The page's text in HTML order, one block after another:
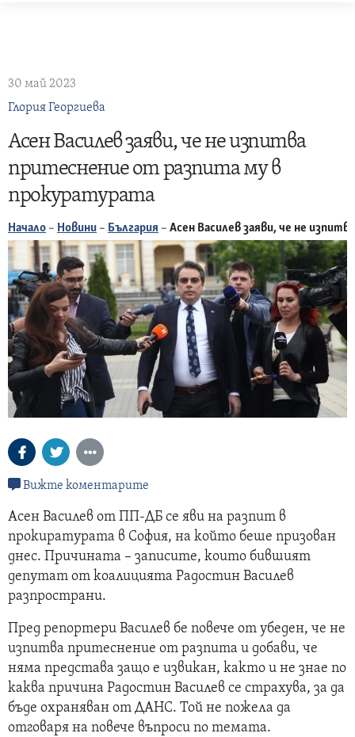
30 май 2023
Глория Георгиева
Асен Василев заяви, че не изпитва
притеснение от разпита му в
прокуратурата
Начало – Новини – България – Асен Василев заяви, че не
Вижте коментарите
Асен Василев от ПП-ДБ се яви на разпит в
прокиратурата в София, на който беше призован
днес. Причината – записите, които бившият
депутат от коалицията Радостин Василев
разпространи.
Пред репортери Василев бе повече от убеден, че не
изпитва притеснение от разпита и добави, че
няма представа защо е извикан, както и не знае по
каква причина Радостин Василев се страхува, за да
бъде охраняван от ДАНС. Той не пожела да
отговаря на повече въпроси по темата.